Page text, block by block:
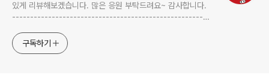
있게 리뷰해보겠습니다. 많은 응원 부탁드려요~ 감사합니다.
-------------------------------------------------------
---------- blackapple.btv@gmail.com ---------------
----------------------------
구독하기